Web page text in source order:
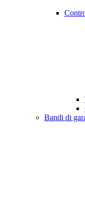
Bandi di